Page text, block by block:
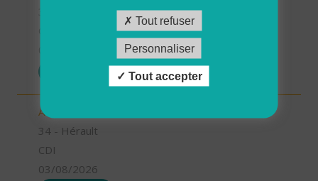
Auxiliaire de vie GANGES (H/F)
34 - Hérault
CDI
03/08/2026
Tout refuser
Personnaliser
Tout accepter